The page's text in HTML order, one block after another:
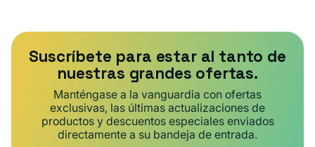
Suscríbete para estar al tanto de
nuestras grandes ofertas.
Manténgase a la vanguardia con ofertas
exclusivas, las últimas actualizaciones de
productos y descuentos especiales enviados
directamente a su bandeja de entrada.